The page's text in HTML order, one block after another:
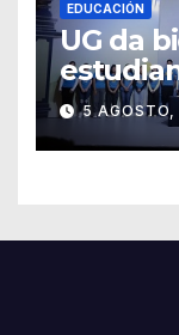
EDUCACIÓN
UG da
través
equidad
5